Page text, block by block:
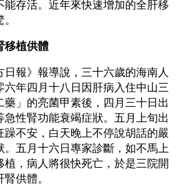
能存活。近年來快速增加的全肝移
移植供體
日報》報導說，三十六歲的海南人
六年四月十八日因肝病入住中山三
藥」的亮菌甲素後，四月三十日出
急性腎功能衰竭症狀。五月上旬出
躁不安，白天晚上不停說胡話的嚴
。五月十六日專家診斷，如不馬上
植，病人將很快死亡，於是三院開
供體。